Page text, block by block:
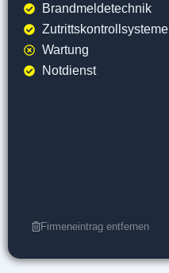
Brandmeldetechnik
Zutrittskontrollsysteme
Wartung
Notdienst
Firmeneintrag entfernen